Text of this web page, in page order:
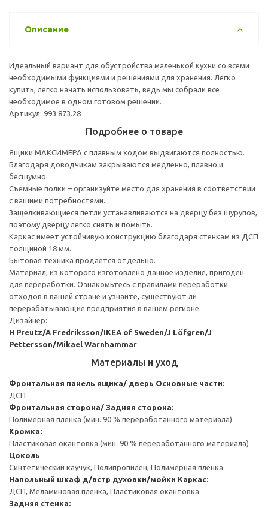
Описание
Идеальный вариант для обустройства маленькой кухни со всеми
необходимыми функциями и решениями для хранения. Легко
купить, легко начать использовать, ведь мы собрали все
необходимое в одном готовом решении.
Артикул: 993.873.28
Подробнее о товаре
Ящики МАКСИМЕРА с плавным ходом выдвигаются полностью.
Благодаря доводчикам закрываются медленно, плавно и
бесшумно.
Съемные полки – организуйте место для хранения в соответствии
с вашими потребностями.
Защелкивающиеся петли устанавливаются на дверцу без шурупов,
поэтому дверцу легко снять и помыть.
Каркас имеет устойчивую конструкцию благодаря стенкам из ДСП
толщиной 18 мм.
Бытовая техника продается отдельно.
Материал, из которого изготовлено данное изделие, пригоден
для переработки. Ознакомьтесь с правилами переработки
отходов в вашей стране и узнайте, существуют ли
перерабатывающие предприятия в вашем регионе.
Дизайнер:
H Preutz/A Fredriksson/IKEA of Sweden/J Löfgren/J
Pettersson/Mikael Warnhammar
Материалы и уход
Фронтальная панель ящика/ дверь Основные части:
ДСП
Фронтальная сторона/ Задняя сторона:
Полимерная пленка (мин. 90 % переработанного материала)
Кромка:
Пластиковая окантовка (мин. 90 % переработанного материала)
Цоколь
Синтетический каучук, Полипропилен, Полимерная пленка
Напольный шкаф д/встр духовки/мойки Каркас:
ДСП, Меламиновая пленка, Пластиковая окантовка
Задняя стенка: